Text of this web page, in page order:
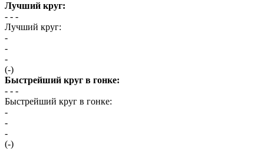
Лучший круг:
- - -
Лучший круг:
-
-
-
(-)
Быстрейший круг в гонке:
- - -
Быстрейший круг в гонке:
-
-
-
(-)